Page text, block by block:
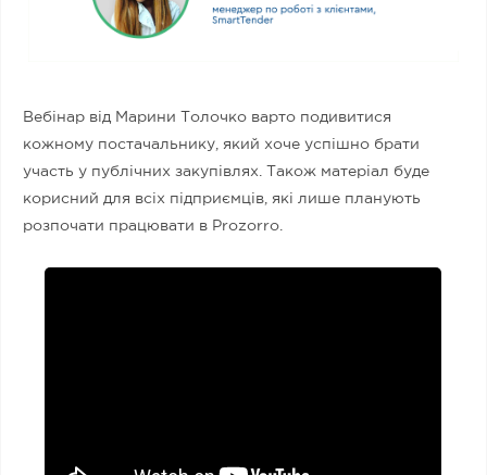
Вебінар від Марини Толочко варто подивитися
кожному постачальнику, який хоче успішно брати
участь у публічних закупівлях. Також матеріал буде
корисний для всіх підприємців, які лише планують
розпочати працювати в Prozorro.